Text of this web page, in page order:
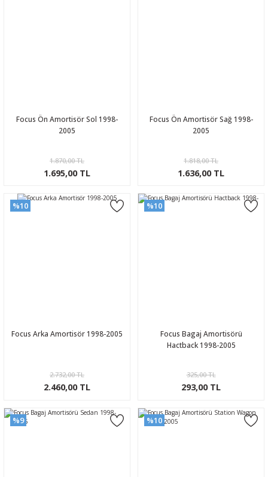
Focus Ön Amortisör Sol 1998-
2005
1.870,00 TL
1.695,00 TL
Focus Ön Amortisör Sağ 1998-
2005
1.818,00 TL
1.636,00 TL
%10
Focus Arka Amortisör 1998-2005
2.732,00 TL
2.460,00 TL
%10
Focus Bagaj Amortisörü
Hactback 1998-2005
325,00 TL
293,00 TL
%9 %10